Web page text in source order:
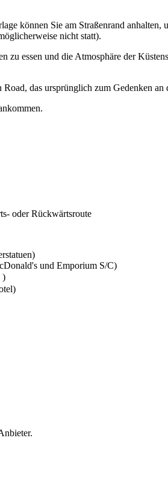
können Sie am Straßenrand
nicht statt).
essen und die Atmosphäre der
das ursprünglich zum Gedenken an
oder Rückwärtsroute
und Emporium S/C)
)